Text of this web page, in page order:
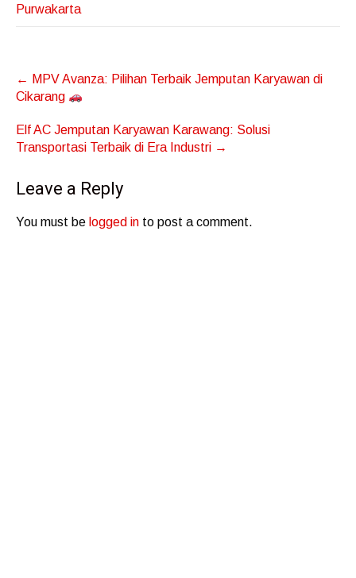
Purwakarta
Post
navigation
← MPV Avanza: Pilihan Terbaik Jemputan Karyawan di
Cikarang
Elf AC Jemputan Karyawan Karawang: Solusi
Transportasi Terbaik di Era Industri →
Leave a Reply
You must be logged in to post a comment.